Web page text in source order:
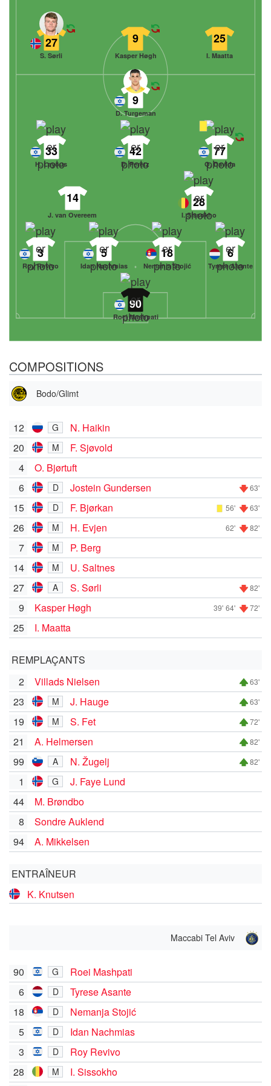
25
I. Maatta
9
Kasper Høgh
27
S. Sørli
90
Roei Mashpati
3
Roy Revivo
5
Idan Nachmias
18
Nemanja Stojić
6
Tyrese Asante
14
J. van Overeem
28
I. Sissokho
33
H. Layous
42
D. Peretz
77
O. Davida
9
D. Turgeman
COMPOSITIONS
Bodo/Glimt
12 G
N. Haikin
20
M
F. Sjøvold
4
O. Bjørtuft
6
D Jostein Gundersen 63'
15 D F. Bjørkan 56' 63'
26 M H. Evjen 62' 82'
7 M
P. Berg
14
M
U. Saltnes
27
A S. Sørli 82'
9 Kasper Høgh 39' 64' 72'
25 I. Maatta
REMPLAÇANTS
2
Villads Nielsen 63'
23 M J. Hauge 63'
19 M S. Fet 72'
21 A. Helmersen 82'
99 A N. Žugelj 82'
1 G
J. Faye Lund
44
M. Brøndbo
8
Sondre Auklend
94
A. Mikkelsen
ENTRAÎNEUR
K. Knutsen
Maccabi Tel Aviv
90 G
Roei Mashpati
6
D
Tyrese Asante
18
D
Nemanja Stojić
5
D
Idan Nachmias
3
D
Roy Revivo
28
M
I. Sissokho